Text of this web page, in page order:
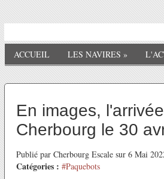
ACCUEIL LES NAVIRES »
En images,
Cherbourg le 30
Publié par Cherbourg Escale sur 6 Mai
Catégories : #Paquebots